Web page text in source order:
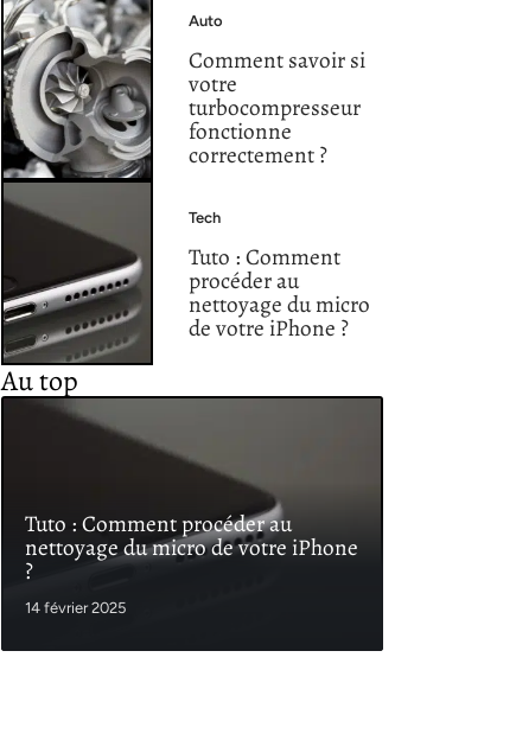
Auto
Comment savoir si
votre
turbocompresseur
fonctionne
correctement ?
Tech
Tuto : Comment
procéder au
nettoyage du micro
de votre iPhone ?
Au top
Tuto : Comment procéder au
nettoyage du micro de votre iPhone
?
14 février 2025